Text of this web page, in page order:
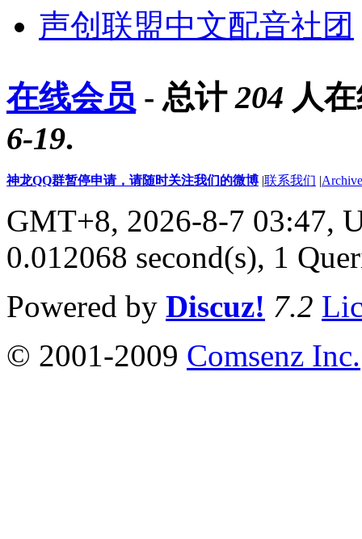
声创联盟中文配音社团
在线会员 - 总计204 人
6-19.
神龙QQ群暂停申请，请随时关注我们的微博 |联系我们 |
GMT+8, 2026-8-7 03:47,
0.012068 second(s), 1
Powered by Discuz! 7.2
© 2001-2009 Comsenz Inc.